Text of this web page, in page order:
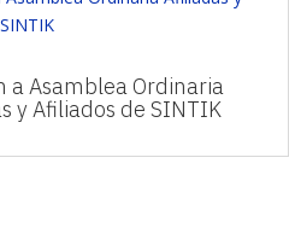
a Asamblea Ordinaria
y Afiliados de SINTIK